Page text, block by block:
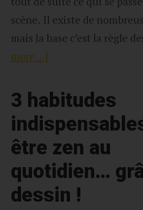
scène. Il existe de
mais la base c’est la règle
more…]
composer
une
image
–
La
Règle
des
3 habitudes
être zen au
quotidien…
dessin !